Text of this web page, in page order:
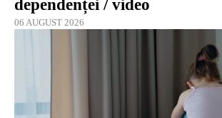
dependenței / video
06 AUGUST 2026